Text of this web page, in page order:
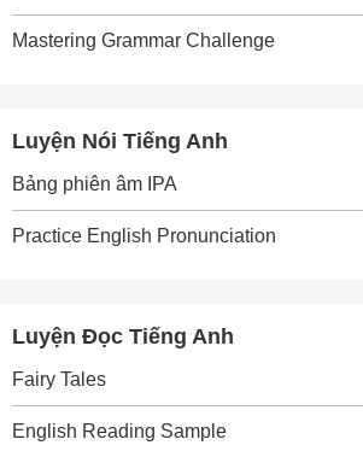
Mastering Grammar Challenge
Luyện Nói Tiếng Anh
Bảng phiên âm IPA
Practice English Pronunciation
Luyện Đọc Tiếng Anh
Fairy Tales
English Reading Sample